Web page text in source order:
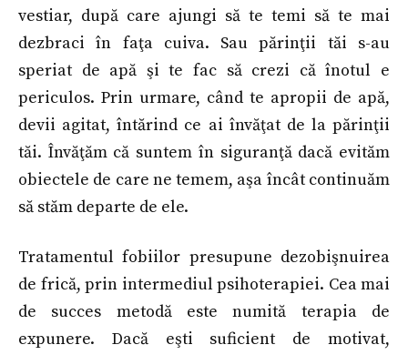
vestiar, după care ajungi să te temi să te mai
dezbraci în faţa cuiva. Sau părinţii tăi s-au
speriat de apă şi te fac să crezi că înotul e
periculos. Prin urmare, când te apropii de apă,
devii agitat, întărind ce ai învăţat de la părinţii
tăi. Învăţăm că suntem în siguranţă dacă evităm
obiectele de care ne temem, aşa încât continuăm
să stăm departe de ele.
Tratamentul fobiilor presupune dezobişnuirea
de frică, prin intermediul psihoterapiei. Cea mai
de succes metodă este numită terapia de
expunere. Dacă eşti suficient de motivat,